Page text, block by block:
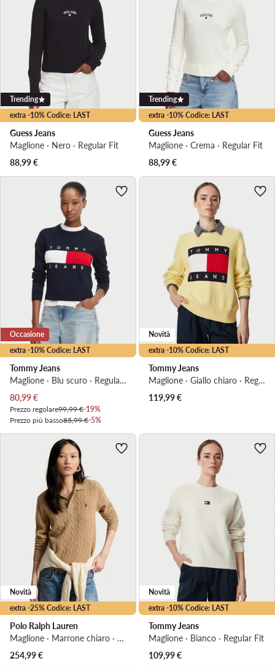
extra -10% Codice: LAST
Trending
Guess Jeans
Maglione · Nero · Regular Fit
88,99€
extra -10% Codice: LAST
Trending
Guess Jeans
Maglione · Crema · Regular Fit
88,99€
extra -10% Codice: LAST
Occasione
Tommy Jeans
Maglione · Blu scuro · Regular Fit
Prezzo attuale
80,99€
Prezzo regolare99,99 €-19%
Prezzo più basso85,99 €-5%
extra -10% Codice: LAST
Novità
Tommy Jeans
Maglione · Giallo chiaro · Regular Fit
119,99€
extra -25% Codice: LAST
Novità
Polo Ralph Lauren
Maglione · Marrone chiaro · Regular Fit
254,99€
extra -10% Codice: LAST
Novità
Tommy Jeans
Maglione · Bianco · Regular Fit
109,99€